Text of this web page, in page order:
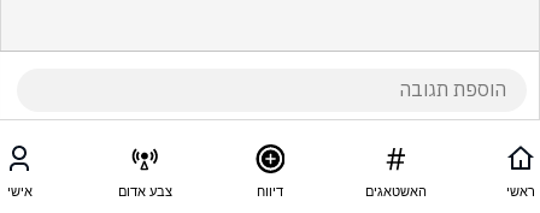
ראשי האשטאגים דיווח צבע אדום אישי